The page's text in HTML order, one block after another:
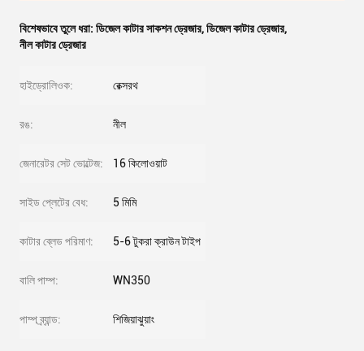
বিশেষভাবে তুলে ধরা: ডিজেল কাটার সাকশন ড্রেজার,ডিজেল কাটার ড্রেজার,
নীল কাটার ড্রেজার
হাইড্রোলিওক: রেক্সরথ
রঙ: নীল
জেনারেটর সেট ভোল্টেজ: 16 কিলোওয়াট
সাইড প্লেটের বেধ: 5 মিমি
কাটার ব্লেড পরিমাণ: 5-6 টুকরা ক্রাউন টাইপ
বালি পাম্প: WN350
পাম্প ব্র্যান্ড: শিজিয়াঝুয়াং